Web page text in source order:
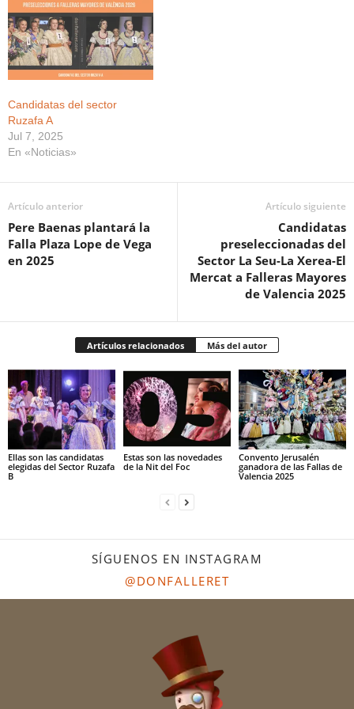
Candidatas del sector
Ruzafa A
Jul 7, 2025
En «Noticias»
Artículo anterior
Pere Baenas plantará la
Falla Plaza Lope de Vega
en 2025
Artículo siguiente
Candidatas
preseleccionadas del
Sector La Seu-La Xerea-El
Mercat a Falleras Mayores
de Valencia 2025
Artículos relacionados Más del autor
Ellas son las candidatas
elegidas del Sector Ruzafa
B
Estas son las novedades
de la Nit del Foc
Convento Jerusalén
ganadora de las Fallas de
Valencia 2025
SÍGUENOS EN INSTAGRAM
@DONFALLERET